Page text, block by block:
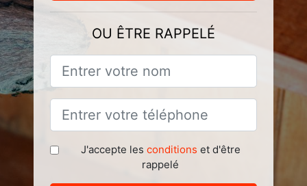
OU ÊTRE RAPPELÉ
J'accepte les conditions et d'être
rappelé